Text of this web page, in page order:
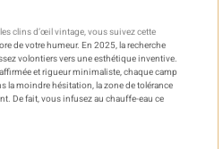
clins d’œil vintage, vous suivez cette
de votre humeur. En 2025, la recherche
volontiers vers une esthétique inventive.
et rigueur minimaliste, chaque camp
la moindre hésitation, la zone de tolérance
De fait, vous infusez au chauffe-eau ce